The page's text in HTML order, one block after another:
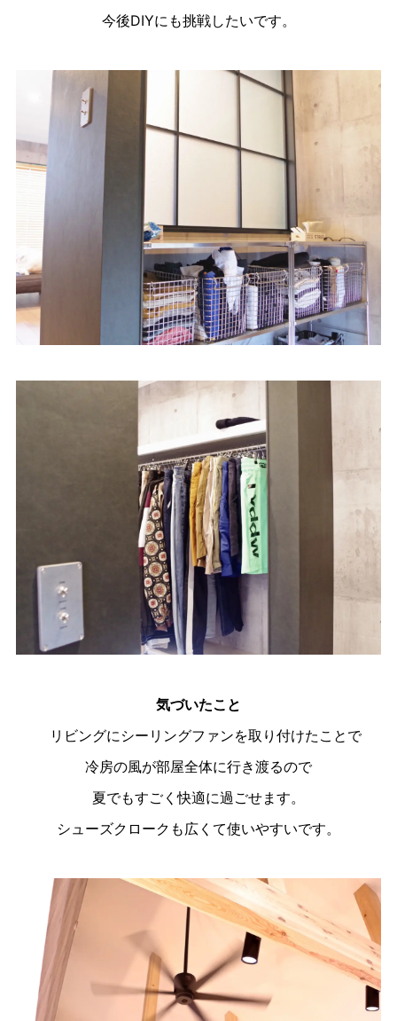
今後DIYにも挑戦したいです。
気づいたこと
リビングにシーリングファンを取り付けたことで
冷房の風が部屋全体に行き渡るので
夏でもすごく快適に過ごせます。
シューズクロークも広くて使いやすいです。